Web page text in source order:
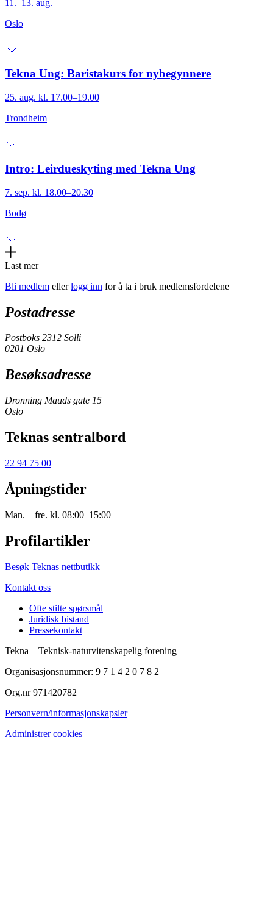
11.–13. aug.
Oslo
Tekna Ung: Baristakurs for nybegynnere
25. aug. kl. 17.00–19.00
Trondheim
Intro: Leirdueskyting med Tekna Ung
7. sep. kl. 18.00–20.30
Bodø
Last mer
Bli medlem ellerlogg inn for å ta i bruk medlemsfordelene
Postadresse
Postboks 2312 Solli
0201 Oslo
Besøksadresse
Dronning Mauds gate 15
Oslo
Teknas sentralbord
22 94 75 00
Åpningstider
Man. – fre. kl. 08:00–15:00
Profilartikler
Besøk Teknas nettbutikk
Kontakt oss
Ofte stilte spørsmål
Juridisk bistand
Pressekontakt
Tekna – Teknisk-naturvitenskapelig forening
Organisasjonsnummer: 9 7 1 4 2 0 7 8 2
Org.nr 971420782
Personvern/informasjonskapsler
Administrer cookies